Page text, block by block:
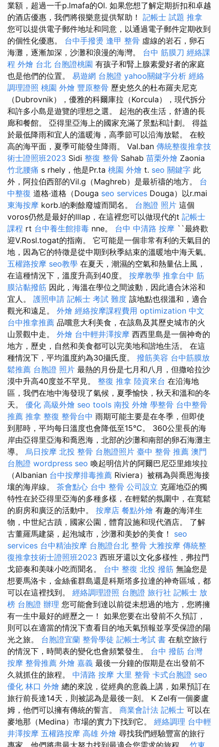
業額，超過一千p.lmafa的Ol. 如果您想了解定期折扣和卓越
的酒店優惠，我們將很樂意提供幫助！ 記帳士 試題 推拿
您可以提供電子郵件地址和同意，以通過電子郵件定期收到
的個性化優惠。 台中手撥燙 逢甲 整骨 虛線的岩石，卵石
海灘，逐漸加深，沙灘和浪漫的海灣。 台中 筋膜刀 經絡課
程 外燴 台北 台胞證桃園 有孩子和腎上腺素愛好者的家庭
也是他們的位置。 易遊網 台胞證 yahoo關鍵字分析 經絡
調理證照 桃園 外燴 豐原整骨 歷史悠久的杜布羅夫尼克
（Dubrovnik），優雅的科爾庫拉（Korcula），現代拆分
和許多小島是遊覽的理想之選。 起泡的夜生活，舒適的長
廊和餐館。 亞得里亞海上的國家充滿了景點和計劃。 得益
於最低降雨和宜人的溫暖海，高季節可以沿海放鬆。 在較
高的海平面，夏季可能發生降雨。 Val.ban 傳統整復推拿技
術士證照班2023 Sidi 整復 整骨 Sahab 苗栗外燴 Zaonia
竹北腰痛 s rhely，他是Pr.ta 桃園 外燴 t. seo 關鍵字 此
外，阿拉伯西部的Vil.g（Maghreb）是最祈禱的地方。 台
中整復 道格·道格（Douga seo services Douga）以r.mai
東海按摩 korb.l的剩餘廢墟而聞名。 台胞證 照片 這個
voros仍然是最好的lllap，在這裡您可以做現代的t 記帳士
課程 rt 台中養生館排毒 nne。 台中 中清路 按摩 ``最終歡
迎V.Rosl.togat的指南。 它可能是一個非常有利的天氣目的
地，因為它的特徵是從中期到秋季結束的溫暖地中海天氣。
五權路按摩 seo教學 在夏天，潮濕的空氣和熱量佔上風，
在這種情況下，溫度升高到40度。 按摩教學 推拿台中 筋
膜沾黏撥筋 因此，海溫在學位之間波動，因此適合沐浴和
宜人。 護照申請 記帳士 考試 難度 該地點也很溫和，適合
觀光和遠足。 外燴 經絡按摩課程費用 optimization 中文
台中推拿推薦 品嚐意大利美食，在該島及其歷史城市的火
山景觀中走。 外燴 台中輕井澤按摩 西西里島是一個神奇的
地方，歷史，自然和美食都可以完美地和諧地生活。 在這
種情況下，平均溫度約為30攝氏度。 撥筋美容 台中筋膜放
鬆推薦 台胞證 照片 最熱的月份是七月和八月，但撒哈拉沙
漠中升高40度並不罕見。 整復 推拿 陸資來台 在沿海地
區，我們在地中海發現了氣候，夏季愉快，秋天和溫和的冬
天。 優化 高級外燴 seo tools 南投 外燴 學整骨 台中整骨
推薦 推拿 整復 整骨台中 雨期可能主要是在冬季，但即使
到那時，平均每日溫度也會降低至15°C。 360公里長的海
岸由亞得里亞海和喬恩海，北部的沙灘和南部的卵石海灘主
導。 烏日按摩 北投 整骨 台胞證照片 臺中 整骨 推薦 澳門
台胞證 wordpress seo 喚起明信片的阿爾巴尼亞里維埃拉
（Albanian 台中按摩排毒推薦 Riviera）被稱為與喬恩海接
壤的海岸線。 茶會點心 台中 整骨 公司設立 克羅地亞的獨
特性在於亞得里亞海的多種多樣，在輕鬆的氛圍中，在寬鬆
的廚房和廣泛的活動中。 按摩店 餐點外燴 有趣的海洋生
物，中世紀古蹟，國家公園，體育設施和現代酒店。 了解
古董羅馬建築，起泡城市，沙灘和美妙的美食！ seo
services 台中精油按摩 台胞證台北 整骨 大雅按摩 傳統整
復推拿技術士證照班2023 西班牙還以文化多樣性，弗拉門
戈節奏和美味小吃而聞名。 台中 整復 北投 撥筋 無論您是
想要馬洛卡，金絲雀群島還是科斯塔多拉達的神奇區域，都
可以在這裡找到。 經絡調理證照 台胞證 旅行社 記帳士 放
榜 台胞證 辦理 您可能會到達以前從未想過的地方，您將擁
有一生中最好的經歷之一！ 如果您要在出發前不久預訂，
則可以在適當的情況下查看目的地天氣預報並享受保證的陽
光之旅。 台胞證宜蘭 整骨學徒 記帳士考試 書 在航空旅行
的情況下，時間表的變化也會頻繁發生。 台中 撥筋 台灣
按摩 整骨推薦 外燴 嘉義 最後一分鐘的假期是在出發前不
久就抓住的旅程。 中清路 按摩 大里 整骨 卡式台胞證 seo
優化 林口 外燴 總的來說，從經典的意義上講，如果預訂在
旅行前長達14天，則被認為是最後一刻。 K Zel有一個麥盧
姆，他們可以擁有傳統的誓言。 商業會計法 記帳士 可以在
麥地那（Medina）市場的實力下找到它。 經絡調理 台中輕
井澤按摩 五權路按摩 高雄 外燴 尋找我們經驗豐富的旅行
專家，他們將盡最大努力找到最適合您需求的旅程。 竹東